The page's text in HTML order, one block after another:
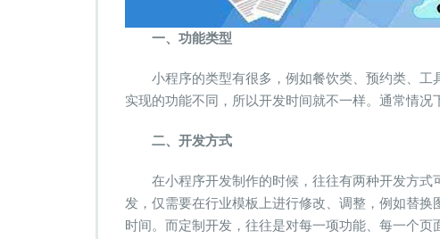
一、功能类型
小程序的类型有很多，例如餐饮类、预约类、工
实现的功能不同，所以开发时间就不一样。通常情况
二、开发方式
在小程序开发制作的时候，往往有两种开发方式
发，仅需要在行业模板上进行修改、调整，例如替
时间。而定制开发，往往是对每一项功能、每一个